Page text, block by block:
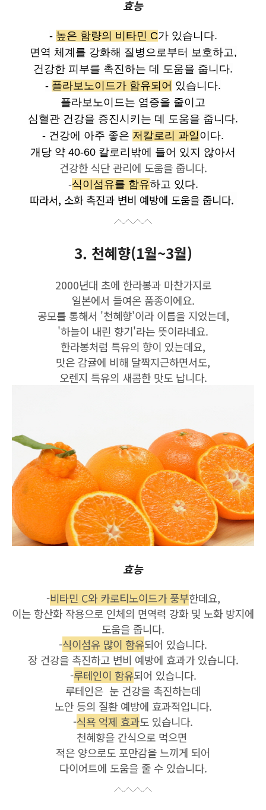
효능
- 높은 함량의 비타민 C가 있습니다.
면역 체계를 강화해 질병으로부터 보호하고,
건강한 피부를 촉진하는 데 도움을 줍니다.
- 플라보노이드가 함유되어 있습니다.
플라보노이드는 염증을 줄이고
심혈관 건강을 증진시키는 데 도움을 줍니다.
- 건강에 아주 좋은 저칼로리 과일이다.
개당 약 40-60 칼로리밖에 들어 있지 않아서
건강한 식단 관리에 도움을 줍니다.
-식이섬유를 함유하고 있다.
따라서, 소화 촉진과 변비 예방에 도움을 줍니다.
3. 천혜향(1월~3월)
2000년대 초에 한라봉과 마찬가지로
일본에서 들여온 품종이에요.
공모를 통해서 '천혜향'이라이름을 지었는데,
'하늘이 내린 향기'라는 뜻이라네요.
한라봉처럼 특유의 향이 있는데요,
맛은 감귤에 비해 달짝지근하면서도,
오렌지 특유의 새콤한 맛도 납니다.
효능
-비타민 C와 카로티노이드가 풍부한데요,
이는 항산화 작용으로 인체의 면역력 강화 및 노화 방지에
도움을 줍니다.
-식이섬유 많이 함유되어 있습니다.
장 건강을 촉진하고 변비 예방에 효과가 있습니다.
-루테인이 함유되어 있습니다.
루테인은 눈 건강을 촉진하는데
노안 등의 질환 예방에 효과적입니다.
-식욕 억제 효과도 있습니다.
천혜향을 간식으로 먹으면
적은 양으로도 포만감을 느끼게 되어
다이어트에 도움을 줄 수 있습니다.